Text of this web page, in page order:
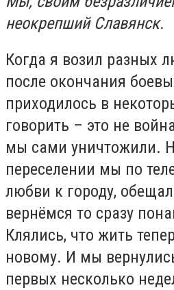
неокрепший Славянск.
Когда я возил разных
после окончания
приходилось в
говорить – это не
мы сами уничтожили.
переселении мы по
любви к городу,
вернёмся то сразу
Клялись, что жить
новому. И мы
первых несколько